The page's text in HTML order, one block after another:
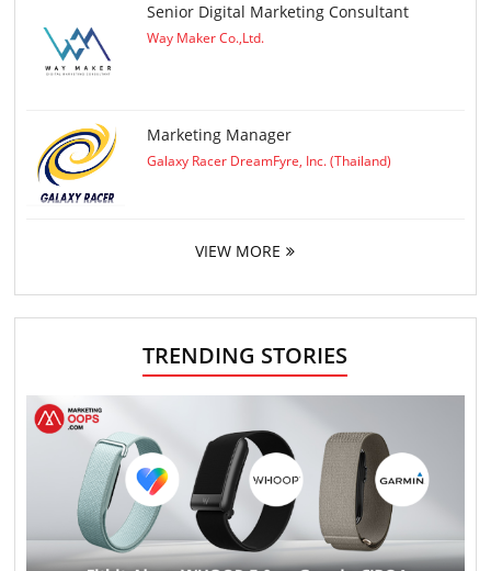
Senior Digital Marketing Consultant
Way Maker Co.,Ltd.
Marketing Manager
Galaxy Racer DreamFyre, Inc. (Thailand)
VIEW MORE
TRENDING STORIES